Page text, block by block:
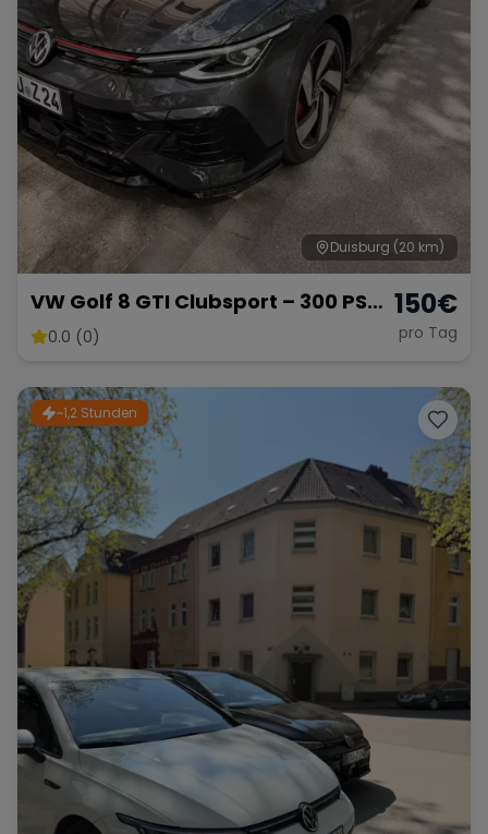
Duisburg (20 km)
VW Golf 8 GTI Clubsport – 300 PS
Hot Hatch
0.0 (0)
150€
pro Tag
~1,2 Stunden